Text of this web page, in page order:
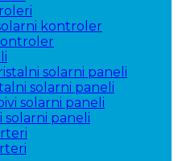
kontroler
solarni paneli
solarni paneli
solarni paneli
solarni paneli